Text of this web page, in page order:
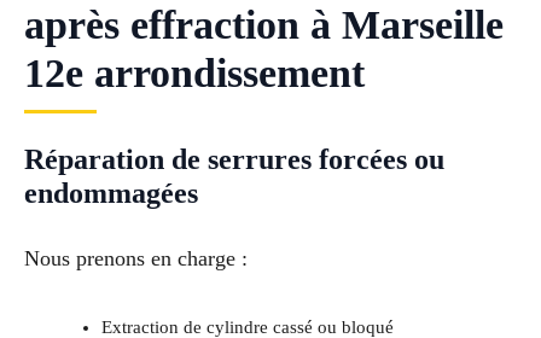
après effraction à Marseille
12e arrondissement
Réparation de serrures forcées ou
endommagées
Nous prenons en charge :
Extraction de cylindre cassé ou bloqué